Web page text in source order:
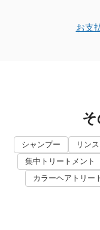
お支
シャンプー リン
集中トリートメント
カラーヘアトリー